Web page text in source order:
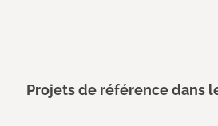
Projets de référence dans